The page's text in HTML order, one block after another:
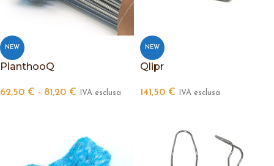
NEW
PlanthooQ
62,50 € - 81,20 € IVA esclusa
NEW
Qlipr
141,50 € IVA esclusa